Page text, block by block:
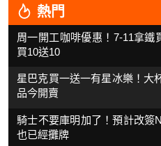
熱門
周一開工咖啡優惠！7-11拿
買10送10
星巴克買一送一有星冰樂！
品今開賣
騎士不要庫明加了！預計改
也已經攤牌